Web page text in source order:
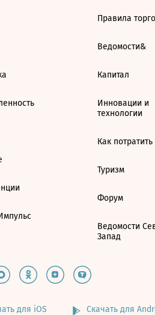
Правила
Ведомости&
Капитал
Инновации и
технологии
Как потратить
Туризм
Форум
Ведомости
Запад
для iOS Скачать для